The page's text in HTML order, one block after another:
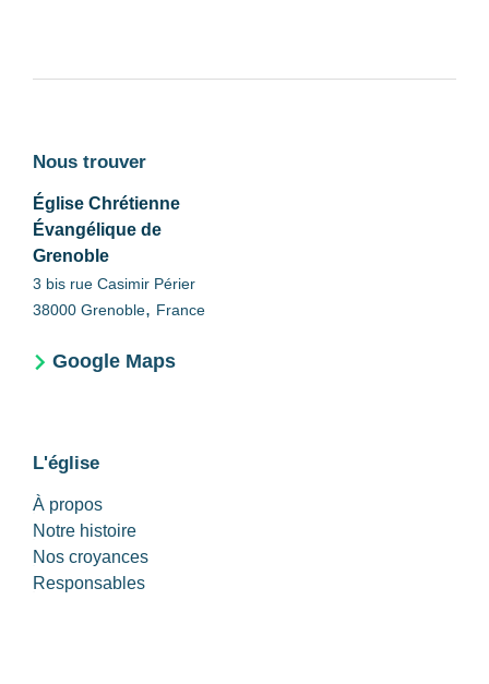
Nous trouver
Église Chrétienne
Évangélique de
Grenoble
3 bis rue Casimir Périer
38000 Grenoble, France
Google Maps
L'église
À propos
Notre histoire
Nos croyances
Responsables